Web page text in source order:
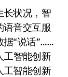
长状况，智
语音交互服
据“说话”……
工智能创新
工智能创新